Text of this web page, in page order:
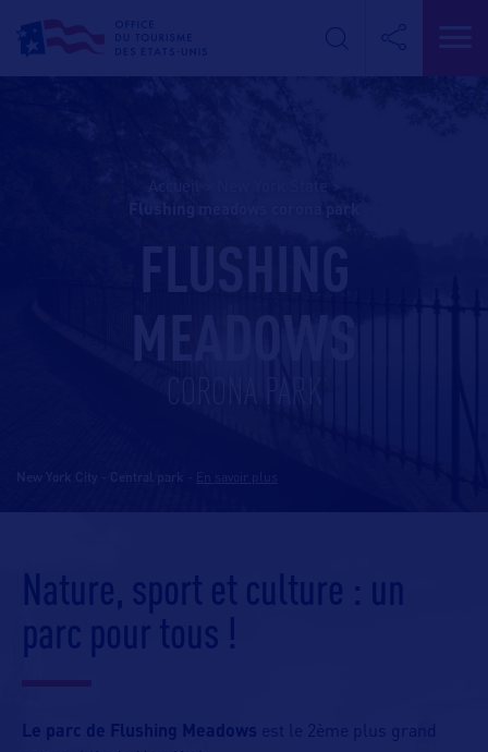
flushing meadows corona park
FLUSHING
MEADOWS
New York City - Central park
Nature, sport et culture : un
parc pour tous !
Le parc de Flushing Meadows est le 2ème plus grand